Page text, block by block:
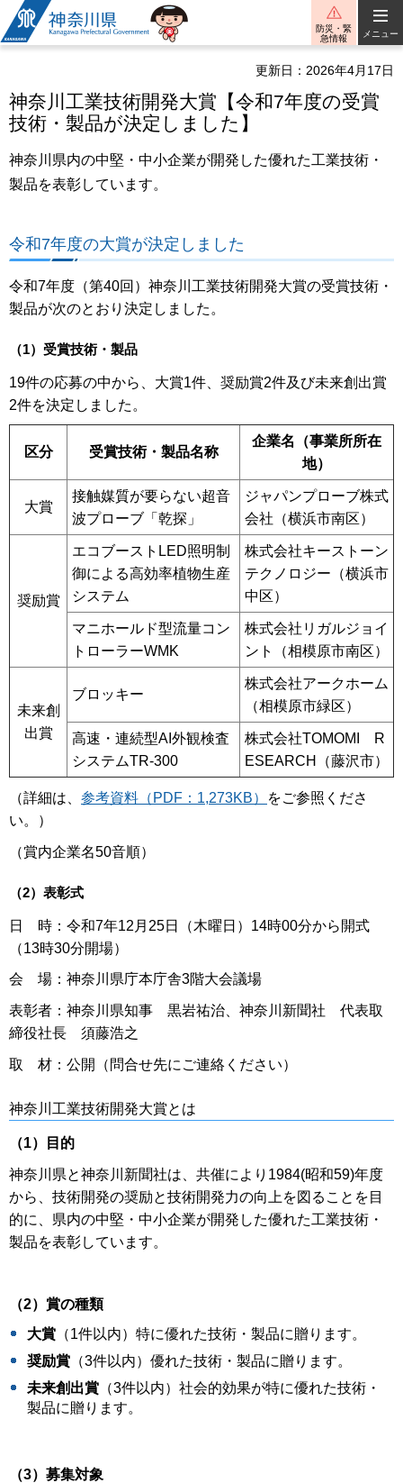
神奈川県
防災・緊
急情報
メニュー
更新日：2026年4月17日
神奈川工業技術開発大賞【令和7年度の受賞
技術・製品が決定しました】
神奈川県内の中堅・中小企業が開発した優れた工業技術・
製品を表彰しています。
令和7年度の大賞が決定しました
令和7年度（第40回）神奈川工業技術開発大賞の受賞技術・
製品が次のとおり決定しました。
（1）受賞技術・製品
19件の応募の中から、大賞1件、奨励賞2件及び未来創出賞
2件を決定しました。
区分 受賞技術・製品名称
企業名（事業所所在
地）
大賞
接触媒質が要らない超音
波プローブ「乾探」
ジャパンプローブ株式
会社（横浜市南区）
奨励賞
エコブーストLED照明制
御による高効率植物生産
システム
株式会社キーストーン
テクノロジー（横浜市
中区）
マニホールド型流量コン
トローラーWMK
株式会社リガルジョイ
ント（相模原市南区）
未来創
出賞
ブロッキー
株式会社アークホーム
（相模原市緑区）
高速・連続型AI外観検査
システムTR-300
株式会社TOMOMI R
ESEARCH（藤沢市）
（詳細は、 参考資料（PDF：1,273KB）
をご参照くださ
い。）
（賞内企業名50音順）
（2）表彰式
日 時：令和7年12月25日（木曜日）14時00分から開式
（13時30分開場）
会 場：神奈川県庁本庁舎3階大会議場
表彰者：神奈川県知事 黒岩祐治、神奈川新聞社 代表取
締役社長 須藤浩之
取 材：公開（問合せ先にご連絡ください）
神奈川工業技術開発大賞とは
（1）目的
神奈川県と神奈川新聞社は、共催により1984(昭和59)年度
から、技術開発の奨励と技術開発力の向上を図ることを目
的に、県内の中堅・中小企業が開発した優れた工業技術・
製品を表彰しています。
（2）賞の種類
大賞 （1件以内）特に優れた技術・製品に贈ります。
奨励賞 （3件以内）優れた技術・製品に贈ります。
未来創出賞 （3件以内）社会的効果が特に優れた技術・
製品に贈ります。
（3）募集対象